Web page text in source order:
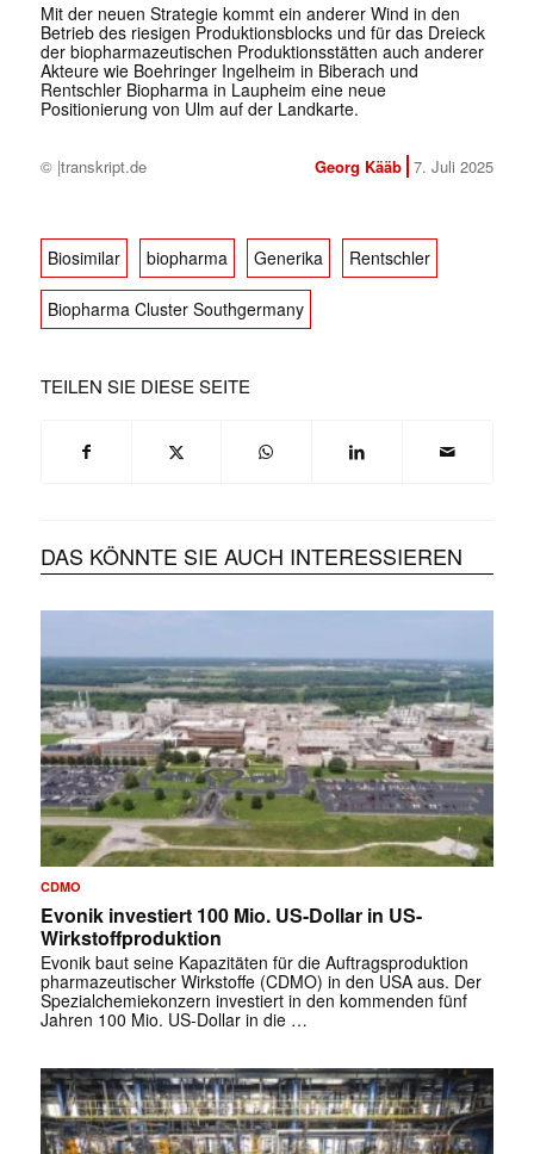
Mit der neuen Strategie kommt ein anderer Wind in den
Betrieb des riesigen Produktionsblocks und für das Dreieck
der biopharmazeutischen Produktionsstätten auch anderer
Akteure wie Boehringer Ingelheim in Biberach und
Rentschler Biopharma in Laupheim eine neue
Positionierung von Ulm auf der Landkarte.
© |transkript.de Georg Kääb 7. Juli 2025
Biosimilar biopharma Generika Rentschler
Biopharma Cluster Southgermany
TEILEN SIE DIESE SEITE
DAS KÖNNTE SIE AUCH INTERESSIEREN
CDMO
Evonik investiert 100 Mio. US-Dollar in US-
Wirkstoffproduktion
Evonik baut seine Kapazitäten für die Auftragsproduktion
pharmazeutischer Wirkstoffe (CDMO) in den USA aus. Der
Spezialchemiekonzern investiert in den kommenden fünf
Jahren 100 Mio. US-Dollar in die …